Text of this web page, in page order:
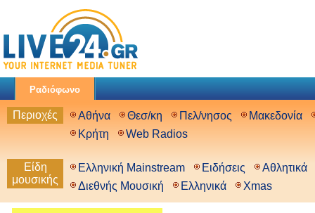
Ραδιόφωνο
Περιοχές Αθήνα Θεσ/κη Πελ/νησος
Μακεδονία
Κρήτη
Web Radios
Είδη
μουσικής
Ελληνική Mainstream Ειδήσεις
Αθλητικά
Διεθνής Μουσική
Ελληνικά Xmas